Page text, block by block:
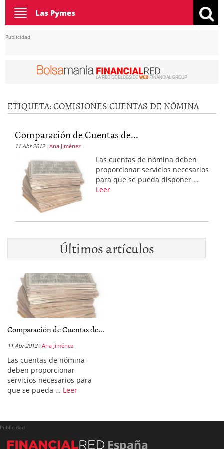
Toggle
navigation
Las Pymes
Publicidad
ETIQUETA:COMISIONES CUENTAS DE NÓMINA
Comparación de Cuentas de...
11 Abr 2012 Ana Jiménez
Las cuentas de nómina deben
proporcionar servicios necesarios
para que se pueda disponer …
Leer
Últimos artículos
Comparación de Cuentas de...
11 Abr 2012 Ana Jiménez
Las cuentas de nómina
deben proporcionar
servicios necesarios para
que se pueda … Leer
Publicidad
España